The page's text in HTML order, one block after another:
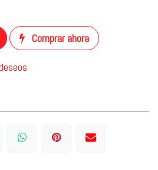
Comprar ahora